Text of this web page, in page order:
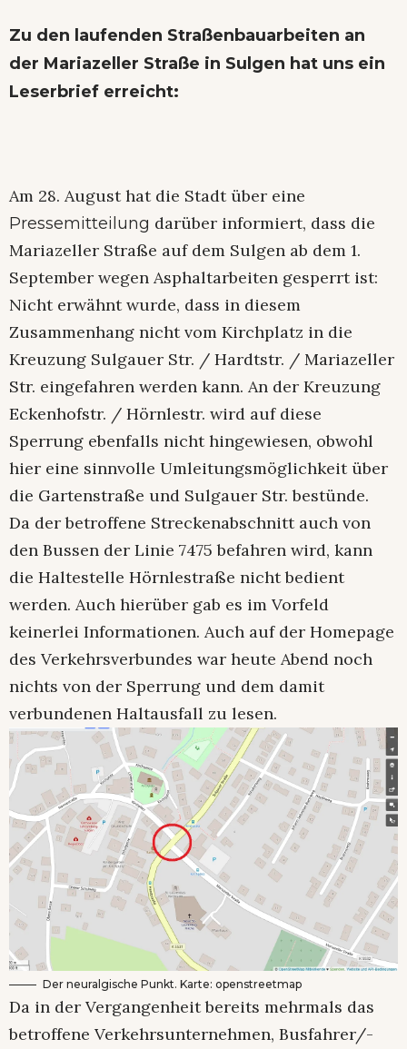
Zu den laufenden Straßenbauarbeiten an
der Mariazeller Straße in Sulgen hat uns ein
Leserbrief erreicht:
Am 28. August hat die Stadt über eine
Pressemitteilung darüber informiert, dass die
Mariazeller Straße auf dem Sulgen ab dem 1.
September wegen Asphaltarbeiten gesperrt ist:
Nicht erwähnt wurde, dass in diesem
Zusammenhang nicht vom Kirchplatz in die
Kreuzung Sulgauer Str. / Hardtstr. / Mariazeller
Str. eingefahren werden kann. An der Kreuzung
Eckenhofstr. / Hörnlestr. wird auf diese
Sperrung ebenfalls nicht hingewiesen, obwohl
hier eine sinnvolle Umleitungsmöglichkeit über
die Gartenstraße und Sulgauer Str. bestünde.
Da der betroffene Streckenabschnitt auch von
den Bussen der Linie 7475 befahren wird, kann
die Haltestelle Hörnlestraße nicht bedient
werden. Auch hierüber gab es im Vorfeld
keinerlei Informationen. Auch auf der Homepage
des Verkehrsverbundes war heute Abend noch
nichts von der Sperrung und dem damit
verbundenen Haltausfall zu lesen.
Der neuralgische Punkt. Karte: openstreetmap
Da in der Vergangenheit bereits mehrmals das
betroffene Verkehrsunternehmen, Busfahrer/-